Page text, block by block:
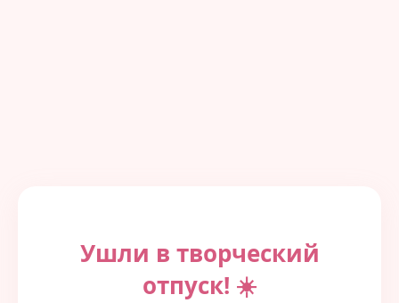
Ушли в творческий
отпуск! ☀️